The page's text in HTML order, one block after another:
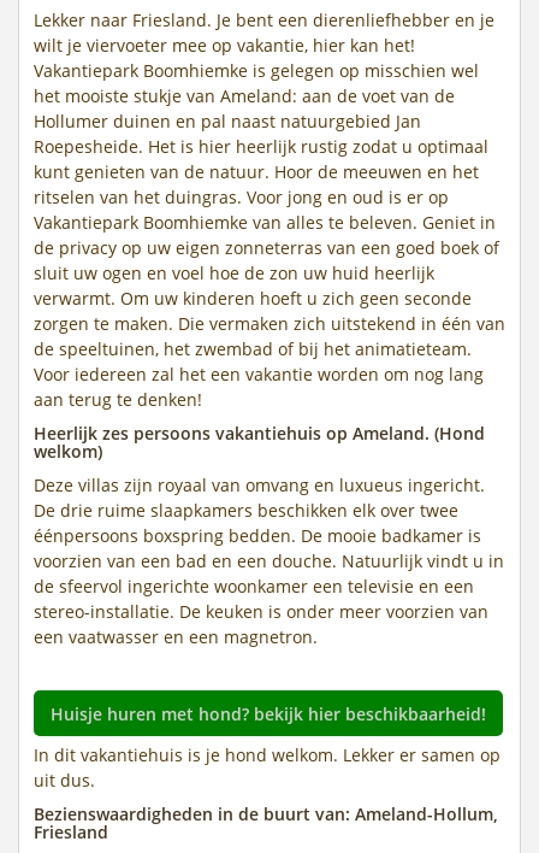
Lekker naar Friesland. Je bent een dierenliefhebber en je
wilt je viervoeter mee op vakantie, hier kan het!
Vakantiepark Boomhiemke is gelegen op misschien wel
het mooiste stukje van Ameland: aan de voet van de
Hollumer duinen en pal naast natuurgebied Jan
Roepesheide. Het is hier heerlijk rustig zodat u optimaal
kunt genieten van de natuur. Hoor de meeuwen en het
ritselen van het duingras. Voor jong en oud is er op
Vakantiepark Boomhiemke van alles te beleven. Geniet in
de privacy op uw eigen zonneterras van een goed boek of
sluit uw ogen en voel hoe de zon uw huid heerlijk
verwarmt. Om uw kinderen hoeft u zich geen seconde
zorgen te maken. Die vermaken zich uitstekend in één van
de speeltuinen, het zwembad of bij het animatieteam.
Voor iedereen zal het een vakantie worden om nog lang
aan terug te denken!
Heerlijk zes persoons vakantiehuis op Ameland. (Hond
welkom)
Deze villas zijn royaal van omvang en luxueus ingericht.
De drie ruime slaapkamers beschikken elk over twee
éénpersoons boxspring bedden. De mooie badkamer is
voorzien van een bad en een douche. Natuurlijk vindt u in
de sfeervol ingerichte woonkamer een televisie en een
stereo-installatie. De keuken is onder meer voorzien van
een vaatwasser en een magnetron.
Huisje huren met hond? bekijk hier beschikbaarheid!
In dit vakantiehuis is je hond welkom. Lekker er samen op
uit dus.
Bezienswaardigheden in de buurt van: Ameland-Hollum,
Friesland